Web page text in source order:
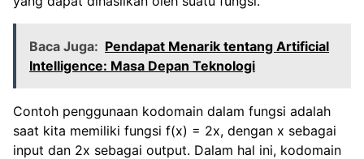
Baca Juga: Pendapat Menarik tentang Artificial
Intelligence: Masa Depan Teknologi
Contoh penggunaan kodomain dalam fungsi adalah
saat kita memiliki fungsi f(x) = 2x, dengan x sebagai
input dan 2x sebagai output. Dalam hal ini, kodomain